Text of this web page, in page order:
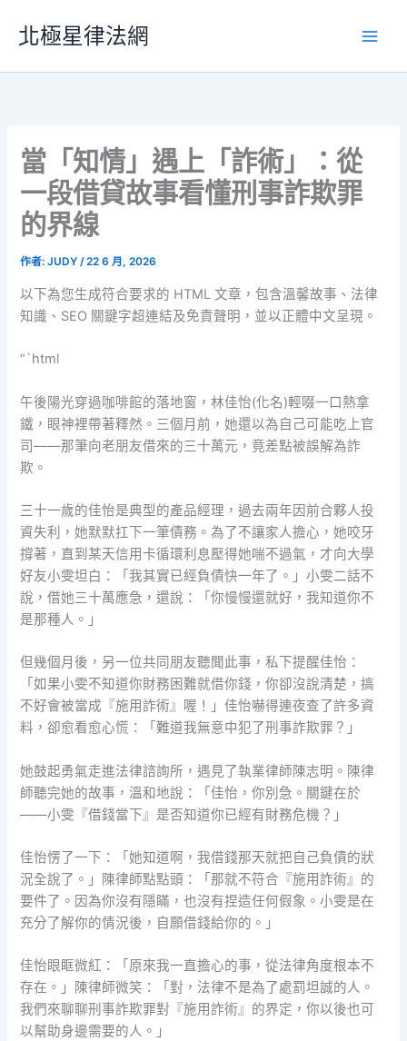
要
北極星律法網
當「知情」遇上「詐術」：從
一段借貸故事看懂刑事詐欺罪
的界線
作者:JUDY/22 6 月, 2026
以下為您生成符合要求的 HTML 文章，包含溫馨故事、法律
知識、SEO 關鍵字超連結及免責聲明，並以正體中文呈現。
“`html
午後陽光穿過咖啡館的落地窗，林佳怡(化名)輕啜一口熱拿
鐵，眼神裡帶著釋然。三個月前，她還以為自己可能吃上官
司——那筆向老朋友借來的三十萬元，竟差點被誤解為詐
欺。
三十一歲的佳怡是典型的產品經理，過去兩年因前合夥人投
資失利，她默默扛下一筆債務。為了不讓家人擔心，她咬牙
撐著，直到某天信用卡循環利息壓得她喘不過氣，才向大學
好友小雯坦白：「我其實已經負債快一年了。」小雯二話不
說，借她三十萬應急，還說：「你慢慢還就好，我知道你不
是那種人。」
但幾個月後，另一位共同朋友聽聞此事，私下提醒佳怡：
「如果小雯不知道你財務困難就借你錢，你卻沒說清楚，搞
不好會被當成『施用詐術』喔！」佳怡嚇得連夜查了許多資
料，卻愈看愈心慌：「難道我無意中犯了刑事詐欺罪？」
她鼓起勇氣走進法律諮詢所，遇見了執業律師陳志明。陳律
師聽完她的故事，溫和地說：「佳怡，你別急。關鍵在於
——小雯『借錢當下』是否知道你已經有財務危機？」
佳怡愣了一下：「她知道啊，我借錢那天就把自己負債的狀
況全說了。」陳律師點點頭：「那就不符合『施用詐術』的
要件了。因為你沒有隱瞞，也沒有捏造任何假象。小雯是在
充分了解你的情況後，自願借錢給你的。」
佳怡眼眶微紅：「原來我一直擔心的事，從法律角度根本不
存在。」陳律師微笑：「對，法律不是為了處罰坦誠的人。
我們來聊聊刑事詐欺罪對『施用詐術』的界定，你以後也可
以幫助身邊需要的人。」